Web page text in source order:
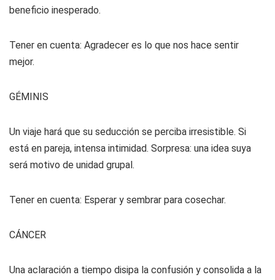
beneficio inesperado.
Tener en cuenta: Agradecer es lo que nos hace sentir
mejor.
GÉMINIS
Un viaje hará que su seducción se perciba irresistible. Si
está en pareja, intensa intimidad. Sorpresa: una idea suya
será motivo de unidad grupal.
Tener en cuenta: Esperar y sembrar para cosechar.
CÁNCER
Una aclaración a tiempo disipa la confusión y consolida a la